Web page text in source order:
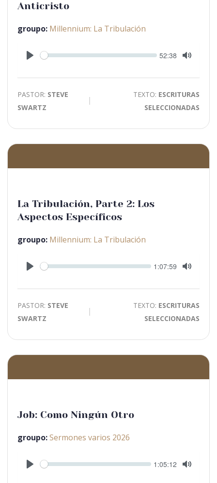
Anticristo
groupo: Millennium: La Tribulación
Play
Seek Current
time
52:38
PASTOR: STEVE
SWARTZ
TEXTO: ESCRITURAS
SELECCIONADAS
La Tribulación, Parte 2: Los
Aspectos Específicos
groupo: Millennium: La Tribulación
Play
Seek Current
time
1:07:59
PASTOR: STEVE
SWARTZ
TEXTO: ESCRITURAS
SELECCIONADAS
Job: Como Ningún Otro
groupo:Sermones varios 2026
Play
Seek Current
time
1:05:12